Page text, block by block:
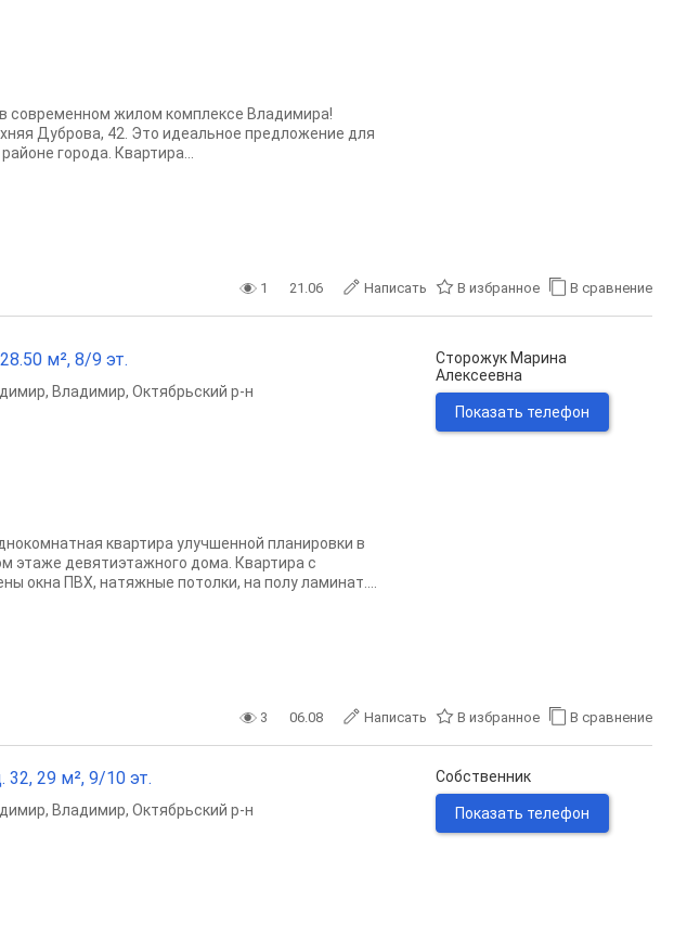
современном жилом комплексе Владимира!
Дуброва, 42. Это идеальное предложение для
города. Квартира...
1 21.06 Написать В избранное В сравнение
м², 8/9 эт.
, Владимир, Октябрьский р-н
квартира улучшенной планировки в
этаже девятиэтажного дома. Квартира с
окна ПВХ, натяжные потолки, на полу ламинат....
Сторожук Марина
Алексеевна
Показать телефон
3 06.08 Написать В избранное В сравнение
32, 29 м², 9/10 эт.
, Владимир, Октябрьский р-н
Собственник
Показать телефон